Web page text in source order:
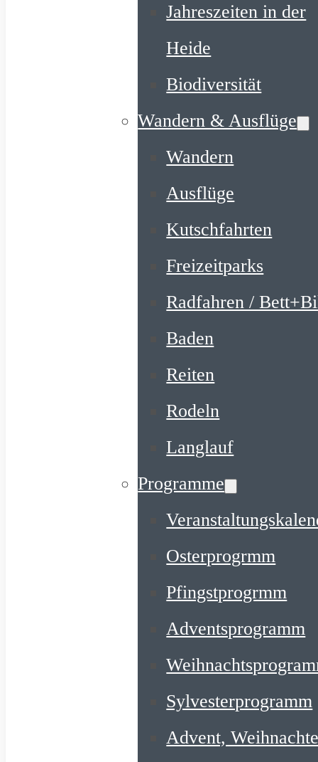
Jahreszeiten in der
Heide
Biodiversität
Wandern & Ausflüge
Wandern
Ausflüge
Kutschfahrten
Freizeitparks
Radfahren /
Baden
Reiten
Rodeln
Langlauf
Programme
Osterprogrmm
Pfingstprogrmm
Adventsprogramm
Sylvesterprogramm
Advent,